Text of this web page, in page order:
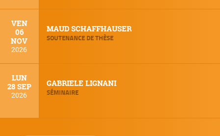
VEN
06
NOV
2026
MAUD SCHAFFHAUSER
SOUTENANCE DE THÈSE
LUN
28 SEP
2026
GABRIELE LIGNANI
SÉMINAIRE